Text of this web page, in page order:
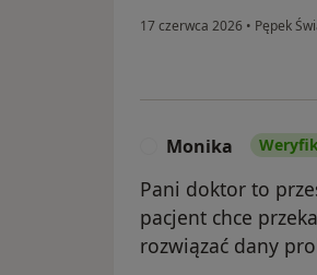
17 czerwca 2026 • Pępek
Monika
Pani doktor to
pacjent chce
rozwiązać dany